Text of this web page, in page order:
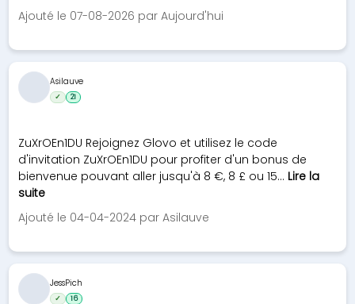
Ajouté le 07-08-2026 par Aujourd'hui
ZuXrOEn1DU Rejoignez Glovo et utilisez le code
d'invitation ZuXrOEn1DU pour profiter d'un bonus de
bienvenue pouvant aller jusqu'à 8 €, 8 £ ou 15... Lire la
suite
Ajouté le 04-04-2024 par Asilauve
Asilauve
✓ 21
JessPich
✓ 16